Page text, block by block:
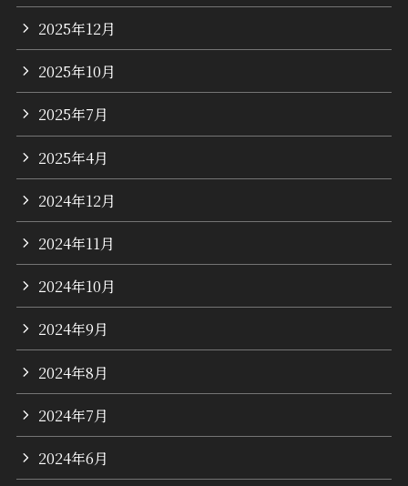
2025年12月
2025年10月
2025年7月
2025年4月
2024年12月
2024年11月
2024年10月
2024年9月
2024年8月
2024年7月
2024年6月